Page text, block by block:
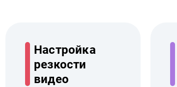
Настройка
резкости
видео